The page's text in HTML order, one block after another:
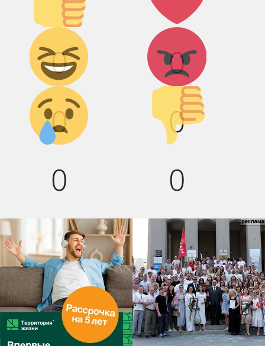
0 0
Дикий
смех!
0
Агрессия!
0
Грусть :(
0
Палец
вниз!
0